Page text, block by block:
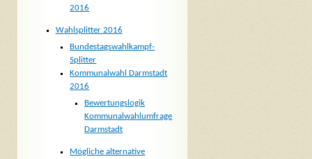
2016
Wahlsplitter 2016
Bundestagswahlkampf-
Splitter
Kommunalwahl Darmstadt
2016
Bewertungslogik
Kommunalwahlumfrage
Darmstadt
Mögliche alternative